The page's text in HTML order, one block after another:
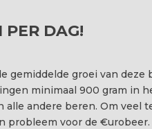
PER DAG!
gemiddelde groei van deze
minimaal 900 gram in
alle andere beren. Om
probleem voor de